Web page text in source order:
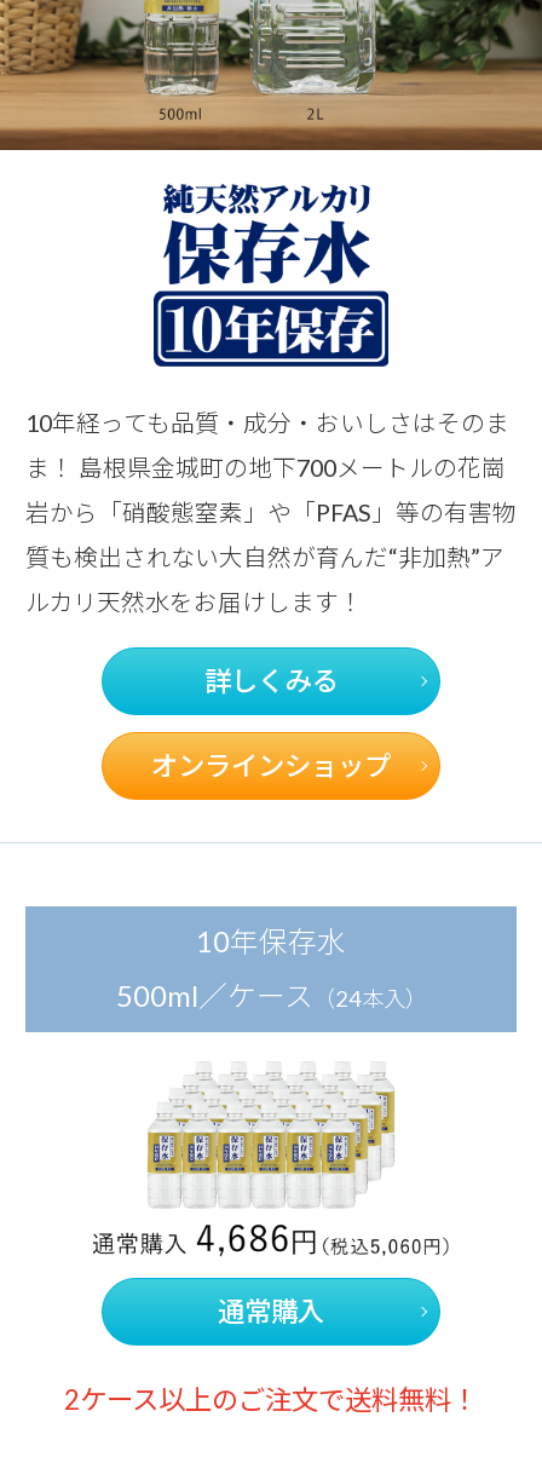
10年経っても品質・成分・おいしさはそのま
ま！
島根県金城町の地下700メートルの花崗
岩から
「硝酸態窒素」や「PFAS」等の有害物
質も検出されない大自然が育んだ“非加熱”ア
ルカリ天然水をお届けします！
詳しくみる
オンラインショップ
10年保存水
500ml／ケース
（24本入）
通常購入
2ケース以上のご注文で送料無料！